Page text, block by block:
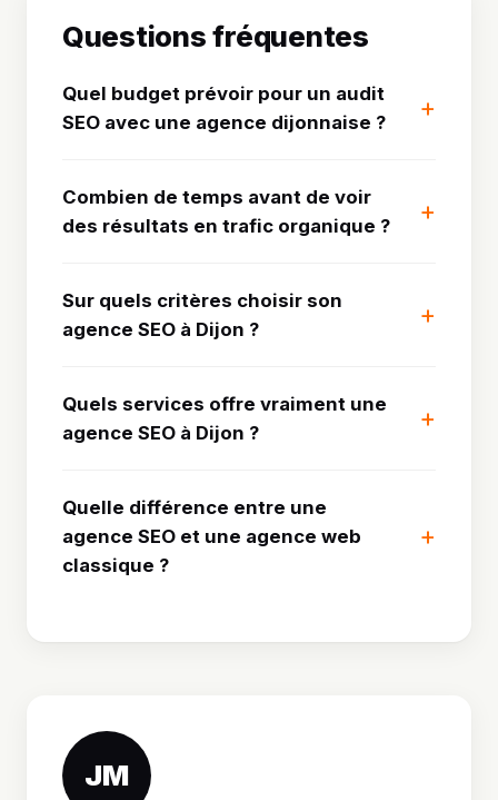
Questions fréquentes
Quel budget prévoir pour un audit
SEO avec une agence dijonnaise ?
Combien de temps avant de voir
des résultats en trafic organique ?
Sur quels critères choisir son
agence SEO à Dijon ?
Quels services offre vraiment une
agence SEO à Dijon ?
Quelle différence entre une
agence SEO et une agence web
classique ?
JM